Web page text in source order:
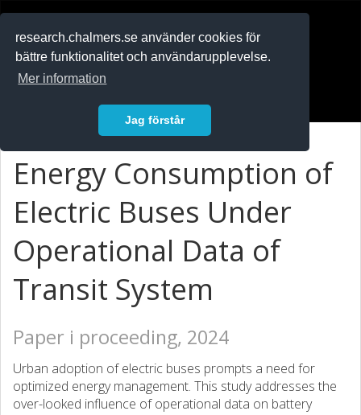
research.chalmers.se använder cookies för
bättre funktionalitet och användarupplevelse.
Mer information
Jag förstår
Energy Consumption of
Electric Buses Under
Operational Data of
Transit System
Paper i proceeding, 2024
Urban adoption of electric buses prompts a need for
optimized energy management. This study addresses the
over-looked influence of operational data on battery